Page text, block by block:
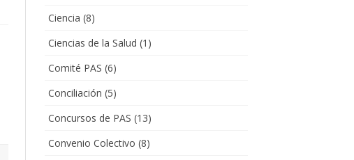
Ciencia (8)
Ciencias de la Salud (1)
Comité PAS (6)
Conciliación (5)
Concursos de PAS (13)
Convenio Colectivo (8)